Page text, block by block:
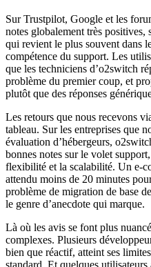
Sur Trustpilot, Google et les
notes globalement très
qui revient le plus souvent dans
compétence du support. Les
que les techniciens d’o2switch
problème du premier coup, et
plutôt que des réponses
Les retours que nous recevons
tableau. Sur les entreprises que
évaluation d’hébergeurs,
bonnes notes sur le volet
flexibilité et la scalabilité. Un e-
attendu moins de 20 minutes
problème de migration de base
le genre d’anecdote qui marque.
Là où les avis se font plus
complexes. Plusieurs
bien que réactif, atteint ses